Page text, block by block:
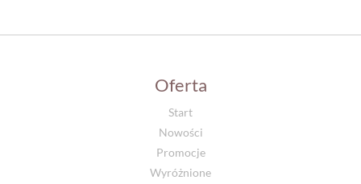
Oferta
Start
Nowości
Promocje
Wyróżnione